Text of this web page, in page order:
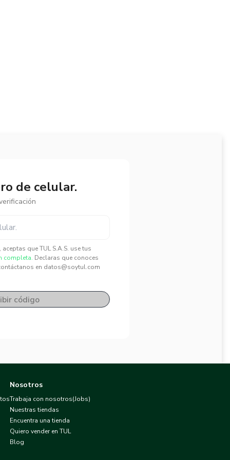
de celular.
que TUL S.A.S. use tus
completa. Declaras que conoces
en datos@soytul.com
código
Nosotros
Trabaja con nosotros(Jobs)
Nuestras tiendas
Encuentra una tienda
Quiero vender en TUL
Blog